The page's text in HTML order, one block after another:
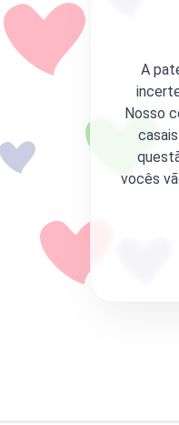
A
Nosso
vocês